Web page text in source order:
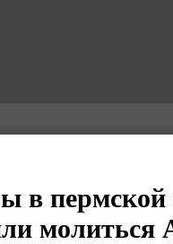
в
молиться